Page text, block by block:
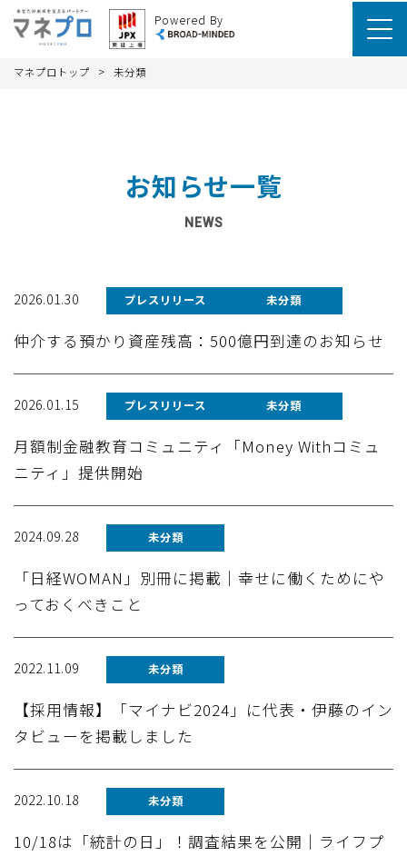
Powered By
マネプロトップ > 未分類
お知らせ一覧
NEWS
2026.01.30 プレスリリース 未分類
仲介する預かり資産残高：500億円到達のお知らせ
2026.01.15 プレスリリース 未分類
月額制金融教育コミュニティ「Money Withコミュ
ニティ」提供開始
2024.09.28 未分類
「日経WOMAN」別冊に掲載｜幸せに働くためにや
っておくべきこと
2022.11.09 未分類
【採用情報】「マイナビ2024」に代表・伊藤のイン
タビューを掲載しました
2022.10.18 未分類
10/18は「統計の日」！調査結果を公開｜ライフプ